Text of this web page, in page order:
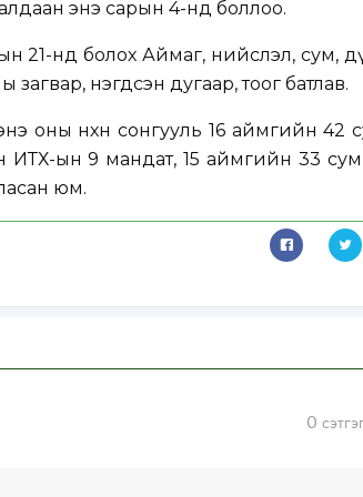
энэ сарын 4-нд боллоо.
21-нд болох Аймаг, нийслэл, сум,
нэгдсэн дугаар, тоог батлав.
оны нөхөн сонгууль 16 аймгийн 42
ИТХ-ын 9 мандат, 15 аймгийн 33
юм.
0